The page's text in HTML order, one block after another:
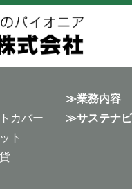
カバー
ト
業務内容
サステナ